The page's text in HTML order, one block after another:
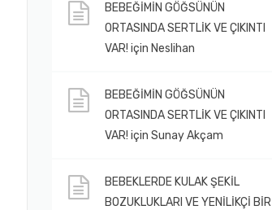
BEBEĞİMİN GÖĞSÜNÜN
ORTASINDA SERTLİK VE ÇIKINTI
VAR! için Neslihan
BEBEĞİMİN GÖĞSÜNÜN
ORTASINDA SERTLİK VE ÇIKINTI
VAR! için Sunay Akçam
BEBEKLERDE KULAK ŞEKİL
BOZUKLUKLARI VE YENİLİKÇİ BİR